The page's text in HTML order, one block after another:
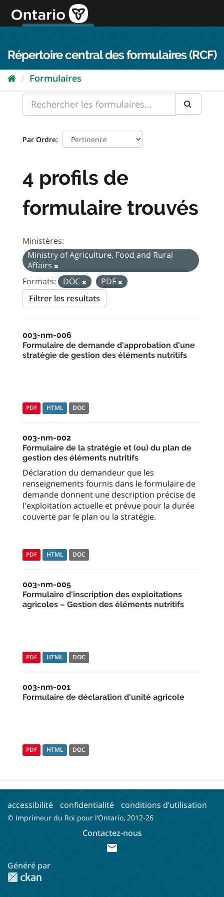
directement
au
Répertoire central des formulaires (RCF)
Formulaires
Par Ordre
4 profils de
formulaire trouvés
Ministères:
Ministry of Agriculture, Food and Rural
Affairs
Formats:
DOC
PDF
Filtrer les resultats
003-nm-006
Formulaire de demande d'approbation d'une
stratégie de gestion des éléments nutritifs
PDF HTML DOC
003-nm-002
Formulaire de la stratégie et (ou) du plan de
gestion des éléments nutritifs
Déclaration du demandeur que les
renseignements fournis dans le formulaire de
demande donnent une description précise de
l'exploitation actuelle et prévue pour la durée
couverte par le plan ou la stratégie.
PDF HTML DOC
003-nm-005
Formulaire d'inscription des exploitations
agricoles – Gestion des éléments nutritifs
PDF HTML DOC
003-nm-001
Formulaire de déclaration d'unité agricole
PDF HTML DOC
accessibilité confidentialité conditions d’utilisation
© Imprimeur du Roi pour l’Ontario, 2012-26
Contactez-nous
mail
Généré par